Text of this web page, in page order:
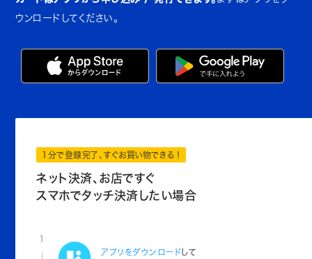
ウンロードしてください。
1分で登録完了、すぐお買い物できる！
ネット決済、お店ですぐ
スマホでタッチ決済したい場合
1
アプリをダウンロードして